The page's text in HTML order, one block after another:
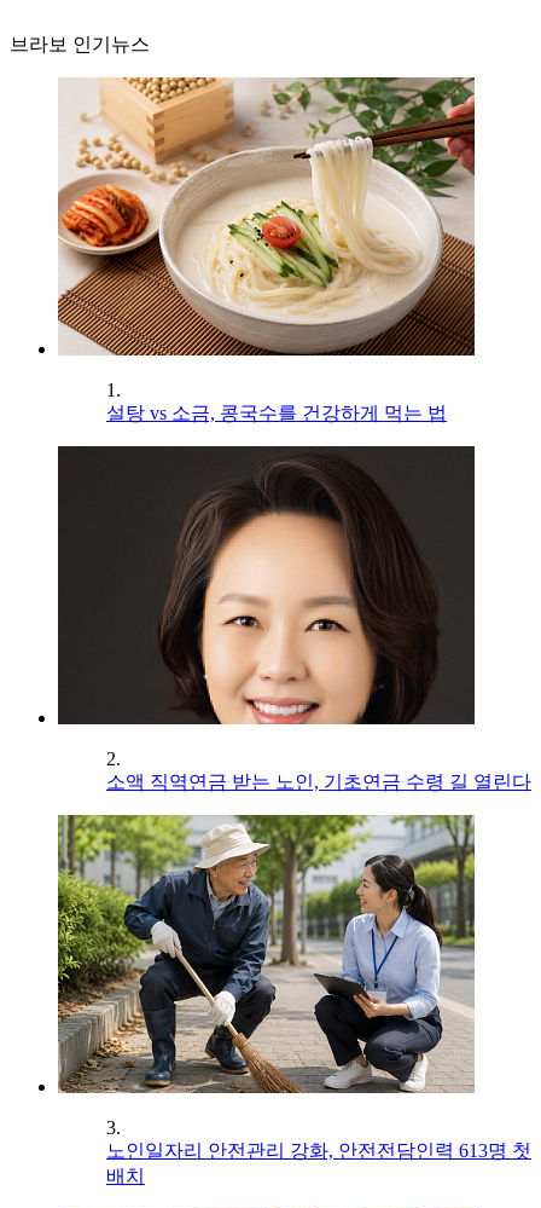
브라보 인기뉴스
1.
설탕 vs 소금, 콩국수를 건강하게 먹는 법
2.
소액 직역연금 받는 노인, 기초연금 수령 길 열린다
3.
노인일자리 안전관리 강화, 안전전담인력 613명 첫
배치